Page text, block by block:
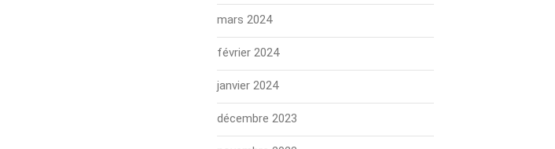
mars 2024
février 2024
janvier 2024
décembre 2023